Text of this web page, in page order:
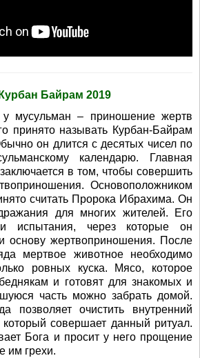
Байрам 2019
у мусульман – приношение жертв
принято называть Курбан-Байрам
он длится с десятых чисел по
календарю. Главная
в том, чтобы совершить
Основоположником
считать Пророка Ибрахима. Он
для многих жителей. Его
испытания, через которые он
основу жертвоприношения. После
мертвое животное необходимо
ровных куска. Мясо, которое
и готовят для знакомых и
часть можно забрать домой.
позволяет очистить внутренний
который совершает данный ритуал.
Бога и просит у него прощение
им грехи.